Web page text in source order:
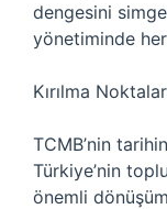
dengesini
yönetiminde
Kırılma
TCMB’nin
Türkiye’nin
önemli